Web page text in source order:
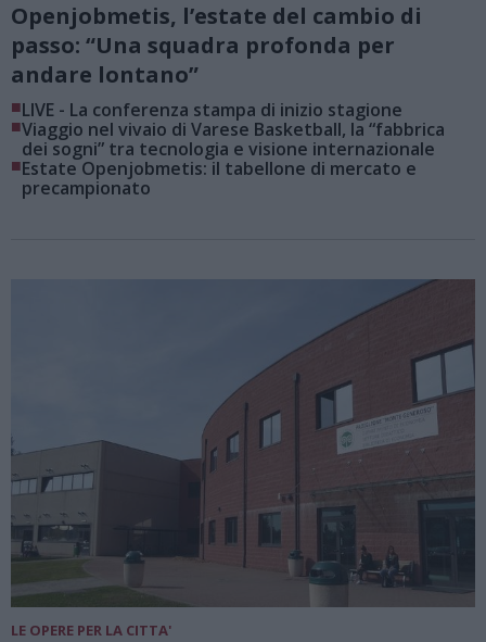
Openjobmetis, l’estate del cambio di
passo: “Una squadra profonda per
andare lontano”
■LIVE - La conferenza stampa di inizio stagione
■Viaggio nel vivaio di Varese Basketball, la “fabbrica
dei sogni” tra tecnologia e visione internazionale
■Estate Openjobmetis: il tabellone di mercato e
precampionato
LE OPERE PER LA CITTA'